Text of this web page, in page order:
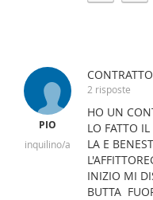
PIO
inquilino/a
2 risposte
HO UN
LO FATTO
LA E
INIZIO MI
BUTTA